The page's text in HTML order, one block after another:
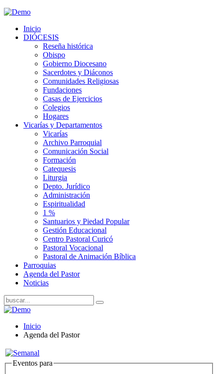
Inicio
DIÓCESIS
Reseña histórica
Obispo
Gobierno Diocesano
Sacerdotes y Diáconos
Comunidades Religiosas
Fundaciones
Casas de Ejercicios
Colegios
Hogares
Vicarías y Departamentos
Vicarías
Archivo Parroquial
Comunicación Social
Formación
Catequesis
Liturgia
Depto. Jurídico
Administración
Espiritualidad
1 %
Santuarios y Piedad Popular
Gestión Educacional
Centro Pastoral Curicó
Pastoral Vocacional
Pastoral de Animación Bíblica
Parroquias
Agenda del Pastor
Noticias
Inicio
Agenda del Pastor
Eventos para